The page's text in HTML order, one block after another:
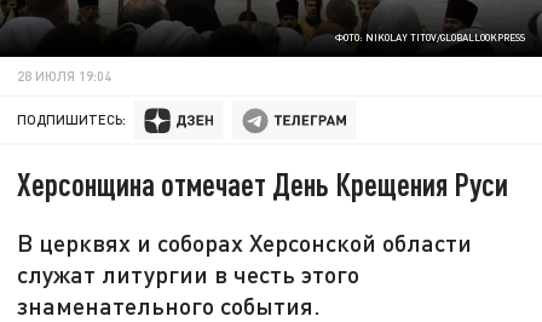
ФОТО: NIKOLAY TITOV/GLOBALLOOKPRESS
28 ИЮЛЯ 19:04
ПОДПИШИТЕСЬ:
Херсонщина отмечает День Крещения Руси
В церквях и соборах Херсонской области
служат литургии в честь этого
знаменательного события.